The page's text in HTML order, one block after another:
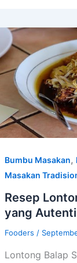
Bumbu Masakan,
Masakan
Resep
yang
Fooders /
Lontong Balap